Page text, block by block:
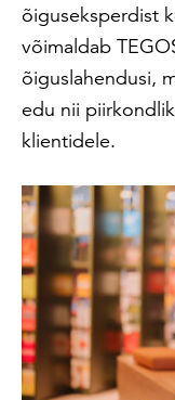
õiguseksperdist
võimaldab
õiguslahendusi,
edu nii
klientidele.